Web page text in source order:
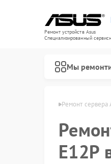
Ремонт устройств Asus
Специализированный
Мы
Ремонт сервера
E12P